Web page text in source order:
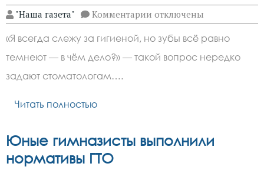
арбузов
Узбекистана
"Наша газета" Комментарии к
записи
Почему
зубы
теряют
белизну:
отключены
«Я всегда слежу за гигиеной, но зубы всё равно
темнеют — в чём дело?» — такой вопрос нередко
задают стоматологам….
Читать полностью
Юные гимназисты выполнили
нормативы ГТО